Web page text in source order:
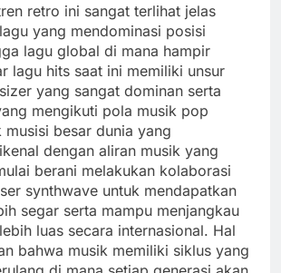
retro ini sangat terlihat jelas
yang mendominasi posisi
lagu global di mana hampir
lagu hits saat ini memiliki unsur
yang sangat dominan serta
mengikuti pola musik pop
musisi besar dunia yang
dengan aliran musik yang
berani melakukan kolaborasi
synthwave untuk mendapatkan
segar serta mampu menjangkau
luas secara internasional. Hal
bahwa musik memiliki siklus yang